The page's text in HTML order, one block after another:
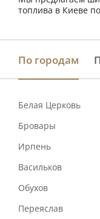
топлива в Киеве
По городам
Белая Церковь
Бровары
Ирпень
Васильков
Обухов
Переяслав